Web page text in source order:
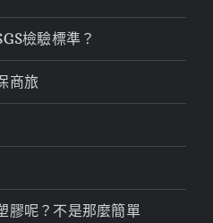
檢驗標準？
商旅
膠呢？不是那麼簡單